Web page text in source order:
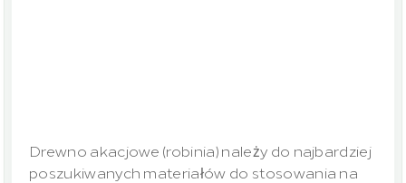
Drewno akacjowe (robinia) należy do najbardziej
poszukiwanych materiałów do stosowania na